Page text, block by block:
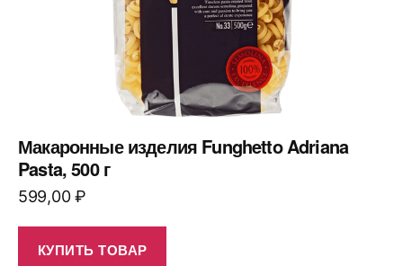
Макаронные изделия Funghetto Adriana
Pasta, 500 г
599,00₽
КУПИТЬ ТОВАР